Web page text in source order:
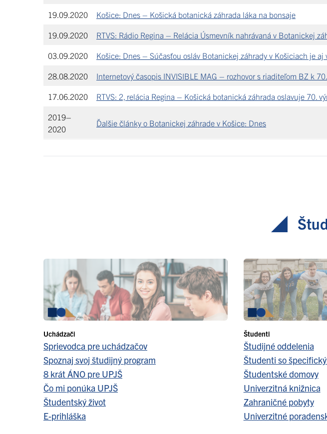
19.09.2020 Košice: Dnes – Košická botanická záhrada láka na bonsaje
19.09.2020 RTVS: Rádio Regina – Relácia Úsmevník nahrávaná v Botanickej
03.09.2020 Košice: Dnes – Súčasťou osláv Botanickej záhrady v Košiciach je aj
28.08.2020 Internetový časopis INVISIBLE MAG – rozhovor s riaditeľom BZ k
17.06.2020 RTVS: 2, relácia Regina – Košická botanická záhrada oslavuje 70.
2019–
2020
Ďalšie články o Botanickej záhrade v Košice: Dnes
Uchádzači
Sprievodca pre uchádzačov
Spoznaj svoj študijný program
8 krát ÁNO pre UPJŠ
Čo mi ponúka UPJŠ
Študentský život
E-prihláška
Študenti
Študijné oddelenia
Študenti so
Študentské domovy
Univerzitná knižnica
Zahraničné pobyty
Univerzitné